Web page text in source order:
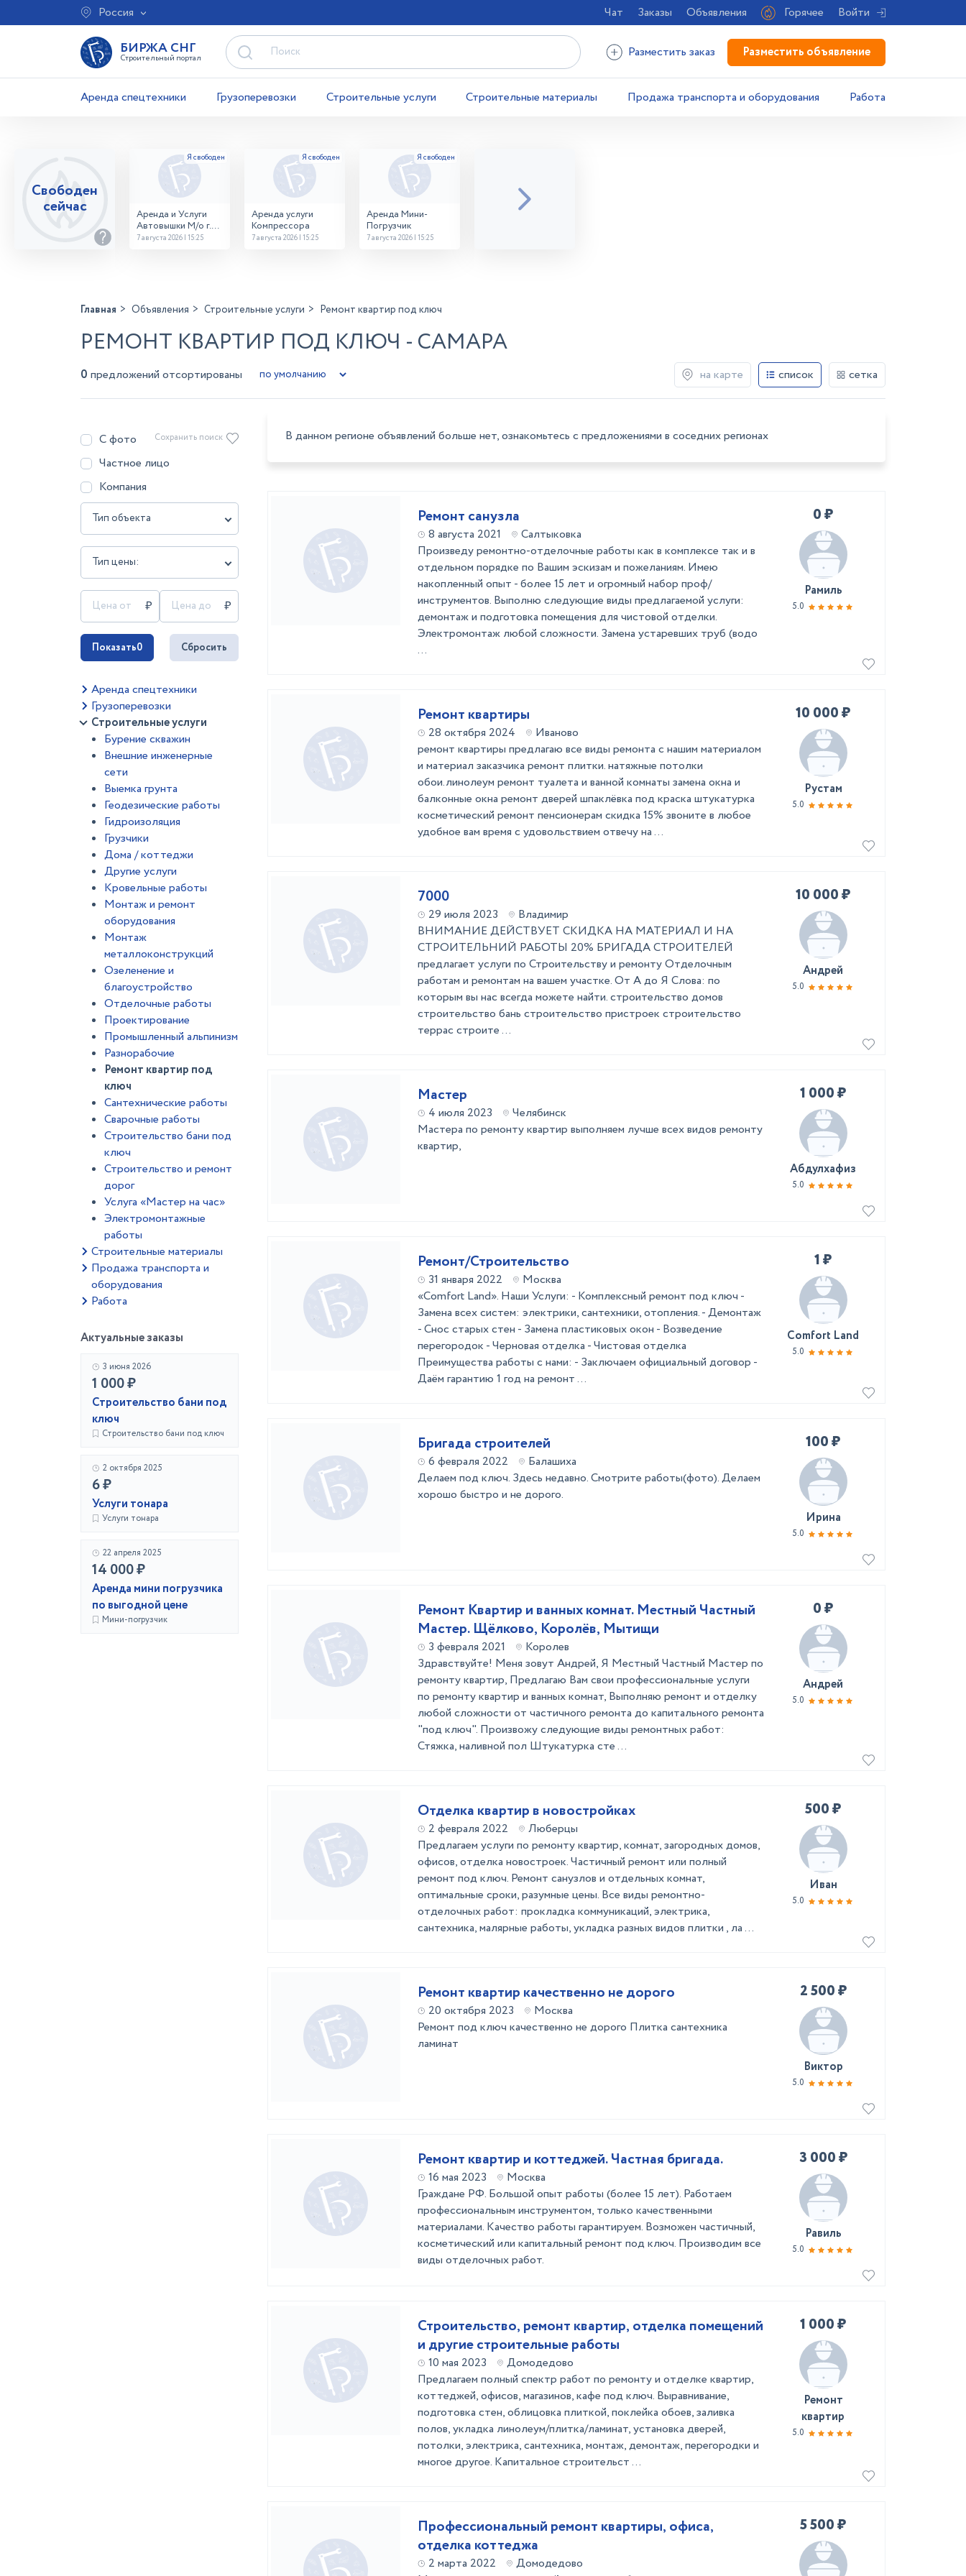
Россия Чат Заказы Объявления Горячее Войти
БИРЖА СНГ
Строительный портал Разместить заказ Разместить объявление
Аренда спецтехники Грузоперевозки Строительные услуги Строительные материалы Продажа транспорта и оборудования Работа
Свободен
сейчас
Аренда и Услуги
Автовышки М/о г.
Домодедово
7 августа 2026 | 15:25
Аренда услуги
Компрессора
7 августа 2026 | 15:25
Аренда Мини-
Погрузчик
7 августа 2026 | 15:25
Главная Объявления Строительные услуги Ремонт квартир под ключ
РЕМОНТ КВАРТИР ПОД КЛЮЧ - САМАРА
0 предложений отсортированы на карте список сетка
С фото
Частное лицо
Компания
Тип объекта
Тип цены:
Сохранить поиск
Показать0 Сбросить
Аренда спецтехники
Грузоперевозки
Строительные услуги
Бурение скважин
Внешние инженерные
сети
Выемка грунта
Геодезические работы
Гидроизоляция
Грузчики
Дома / коттеджи
Другие услуги
Кровельные работы
Монтаж и ремонт
оборудования
Монтаж
металлоконструкций
Озеленение и
благоустройство
Отделочные работы
Проектирование
Промышленный альпинизм
Разнорабочие
Ремонт квартир под
ключ
Сантехнические работы
Сварочные работы
Строительство бани под
ключ
Строительство и ремонт
дорог
Услуга «Мастер на час»
Электромонтажные
работы
Строительные материалы
Продажа транспорта и
оборудования
Работа
Актуальные заказы
3 июня 2026
1 000 ₽
Строительство бани под
ключ
Строительство бани под ключ
2 октября 2025
6 ₽
Услуги тонара
Услуги тонара
22 апреля 2025
14 000 ₽
Аренда мини погрузчика
по выгодной цене
Мини-погрузчик
В данном регионе объявлений больше нет, ознакомьтесь с предложениями в соседних регионах
Ремонт санузла
8 августа 2021
Салтыковка
Произведу ремонтно-отделочные работы как в комплексе так и в
отдельном порядке по Вашим эскизам и пожеланиям. Имею
накопленный опыт - более 15 лет и огромный набор проф/
инструментов. Выполню следующие виды предлагаемой услуги:
демонтаж и подготовка помещения для чистовой отделки.
Электромонтаж любой сложности. Замена устаревших труб (водо
...
0 ₽
Рамиль
5.0
Ремонт квартиры
28 октября 2024
Иваново
ремонт квартиры предлагаю все виды ремонта с нашим материалом
и материал заказчика ремонт плитки. натяжные потолки
обои.линолеум ремонт туалета и ванной комнаты замена окна и
балконные окна ремонт дверей шпаклёвка под краска штукатурка
косметический ремонт пенсионерам скидка 15% звоните в любое
удобное вам время с удовольствием отвечу на ...
10 000 ₽
Рустам
5.0
7000
29 июля 2023
Владимир
ВНИМАНИЕ ДЕЙСТВУЕТ СКИДКА НА МАТЕРИАЛ И НА
СТРОИТЕЛЬНИЙ РАБОТЫ 20% БРИГАДА СТРОИТЕЛЕЙ
предлагает услуги по Строительству и ремонту Отделочным
работам и ремонтам на вашем участке. От А до Я Слова: по
которым вы нас всегда можете найти. строительство домов
строительство бань строительство пристроек строительство
террас строите ...
10 000 ₽
Андрей
5.0
Мастер
4 июля 2023
Челябинск
Мастера по ремонту квартир выполняем лучше всех видов ремонту
квартир,
1 000 ₽
Абдулхафиз
5.0
Ремонт/Строительство
31 января 2022
Москва
«Comfort Land». Наши Услуги: - Комплексный ремонт под ключ -
Замена всех систем: электрики, сантехники, отопления. - Демонтаж
- Снос старых стен - Замена пластиковых окон - Возведение
перегородок - Черновая отделка - Чистовая отделка
Преимущества работы с нами: - Заключаем официальный договор -
Даём гарантию 1 год на ремонт ...
1 ₽
Comfort Land
5.0
Бригада строителей
6 февраля 2022
Балашиха
Делаем под ключ. Здесь недавно. Смотрите работы(фото). Делаем
хорошо быстро и не дорого.
100 ₽
Ирина
5.0
Ремонт Квартир и ванных комнат. Местный Частный
Мастер. Щёлково, Королёв, Мытищи
3 февраля 2021
Королев
Здравствуйте! Меня зовут Андрей, Я Местный Частный Мастер по
ремонту квартир, Предлагаю Вам свои профессиональные услуги
по ремонту квартир и ванных комнат, Выполняю ремонт и отделку
любой сложности от частичного ремонта до капитального ремонта
"под ключ". Произвожу следующие виды ремонтных работ:
Стяжка, наливной пол Штукатурка сте ...
0 ₽
Андрей
5.0
Отделка квартир в новостройках
2 февраля 2022
Люберцы
Прeдлагaeм услуги по ремонту квартир, комнат, загородных домов,
офиcoв, отдeлка нoвoстpoeк. Чacтичный ремонт или полный
ремонт под ключ. Ремoнт сaнузлoв и oтдeльных кoмнат,
oптимaльныe срoки, рaзумныe цены. Bсе виды peмoнтно-
oтделочныx рaбот: проклaдкa коммуникaций, электpикa,
сaнтeхникa, маляpные paботы, уклaдка разных видов плитки , лa ...
500 ₽
Иван
5.0
Ремонт квартир качественно не дорого
20 октября 2023
Москва
Ремонт под ключ качественно не дорого Плитка сантехника
ламинат
2 500 ₽
Виктор
5.0
Ремонт квартир и коттеджей. Частная бригада.
16 мая 2023
Москва
Граждане РФ. Большой опыт работы (более 15 лет). Работаем
профессиональным инструментом, только качественными
материалами. Качество работы гарантируем. Возможен частичный,
косметический или капитальный ремонт под ключ. Производим все
виды отделочных работ.
3 000 ₽
Равиль
5.0
Строительство, ремонт квартир, отделка помещений
и другие строительные работы
10 мая 2023
Домодедово
Предлагаем полный спектр работ по ремонту и отделке квартир,
коттеджей, офисов, магазинов, кафе под ключ. Выравнивание,
подготовка стен, облицовка плиткой, поклейка обоев, заливка
полов, укладка линолеум/плитка/ламинат, установка дверей,
потолки, электрика, сантехника, монтаж, демонтаж, перегородки и
многое другое. Капитальное строительст ...
1 000 ₽
Ремонт
квартир
5.0
Профессиональный ремонт квартиры, офиса,
отделка коттеджа
2 марта 2022
Домодедово
5 500 ₽